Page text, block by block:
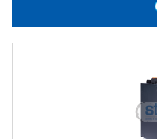
cổng IIoT lõi kép 1
đun Wi-Fi, 1 cổng CAN,